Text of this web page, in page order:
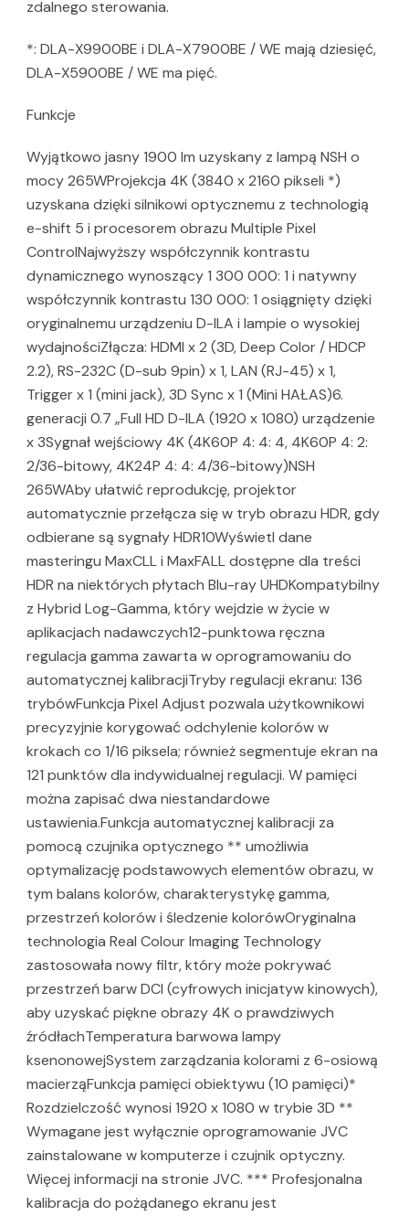
zdalnego sterowania.
*: DLA-X9900BE i DLA-X7900BE / WE mają dziesięć,
DLA-X5900BE / WE ma pięć.
Funkcje
Wyjątkowo jasny 1900 lm uzyskany z lampą NSH o
mocy 265WProjekcja 4K (3840 x 2160 pikseli *)
uzyskana dzięki silnikowi optycznemu z technologią
e-shift 5 i procesorem obrazu Multiple Pixel
ControlNajwyższy współczynnik kontrastu
dynamicznego wynoszący 1 300 000: 1 i natywny
współczynnik kontrastu 130 000: 1 osiągnięty dzięki
oryginalnemu urządzeniu D-ILA i lampie o wysokiej
wydajnościZłącza: HDMI x 2 (3D, Deep Color / HDCP
2.2), RS-232C (D-sub 9pin) x 1, LAN (RJ-45) x 1,
Trigger x 1 (mini jack), 3D Sync x 1 (Mini HAŁAS)6.
generacji 0.7 „Full HD D-ILA (1920 x 1080) urządzenie
x 3Sygnał wejściowy 4K (4K60P 4: 4: 4, 4K60P 4: 2:
2/36-bitowy, 4K24P 4: 4: 4/36-bitowy)NSH
265WAby ułatwić reprodukcję, projektor
automatycznie przełącza się w tryb obrazu HDR, gdy
odbierane są sygnały HDR10Wyświetl dane
masteringu MaxCLL i MaxFALL dostępne dla treści
HDR na niektórych płytach Blu-ray UHDKompatybilny
z Hybrid Log-Gamma, który wejdzie w życie w
aplikacjach nadawczych12-punktowa ręczna
regulacja gamma zawarta w oprogramowaniu do
automatycznej kalibracjiTryby regulacji ekranu: 136
trybówFunkcja Pixel Adjust pozwala użytkownikowi
precyzyjnie korygować odchylenie kolorów w
krokach co 1/16 piksela; również segmentuje ekran na
121 punktów dla indywidualnej regulacji. W pamięci
można zapisać dwa niestandardowe
ustawienia.Funkcja automatycznej kalibracji za
pomocą czujnika optycznego ** umożliwia
optymalizację podstawowych elementów obrazu, w
tym balans kolorów, charakterystykę gamma,
przestrzeń kolorów i śledzenie kolorówOryginalna
technologia Real Colour Imaging Technology
zastosowała nowy filtr, który może pokrywać
przestrzeń barw DCI (cyfrowych inicjatyw kinowych),
aby uzyskać piękne obrazy 4K o prawdziwych
źródłachTemperatura barwowa lampy
ksenonowejSystem zarządzania kolorami z 6-osiową
macierząFunkcja pamięci obiektywu (10 pamięci)*
Rozdzielczość wynosi 1920 x 1080 w trybie 3D **
Wymagane jest wyłącznie oprogramowanie JVC
zainstalowane w komputerze i czujnik optyczny.
Więcej informacji na stronie JVC. *** Profesjonalna
kalibracja do pożądanego ekranu jest